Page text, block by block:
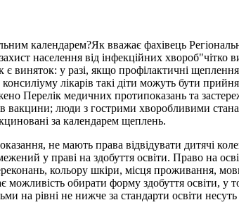
календарем?Як вважає фахівець
населення від інфекційних хвороб"чітко
виняток: у разі, якщо профілактичні
лікарів такі діти можуть бути
Перелік медичних протипоказань та
вакцини; люди з гострими хворобливими
за календарем щеплень.
не мають права відвідувати дитячі
у праві на здобуття освіти. Право на
кольору шкіри, місця проживання,
можливість обирати форму здобуття освіти,
на рівні не нижче за стандарти освіти